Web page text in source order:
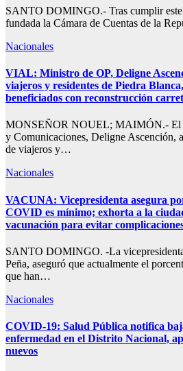
SANTO DOMINGO.- Tras cumplir este
fundada la Cámara de Cuentas de la
Nacionales
VIAL: Ministro de OP, Deligne
viajeros y residentes de Piedra
beneficiados con reconstrucción
MONSEÑOR NOUEL; MAIMÓN.- El
y Comunicaciones, Deligne Ascención,
de viajeros y…
Nacionales
VACUNA: Vicepresidenta asegura
COVID es mínimo; exhorta a la
vacunación para evitar
SANTO DOMINGO. -La
Peña, aseguró que actualmente el
que han…
Nacionales
COVID-19: Salud Pública notifica
enfermedad en el Distrito Nacional,
nuevos